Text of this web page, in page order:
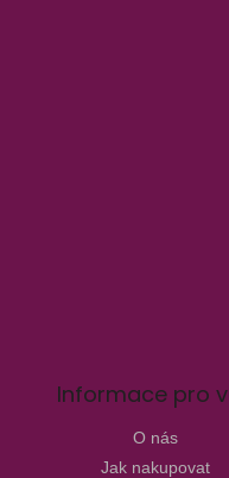
Informace pro
O nás
Jak nakupovat